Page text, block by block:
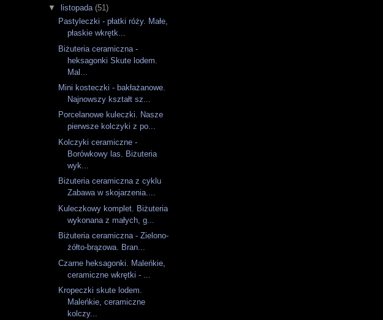
▼
listopada(51)
Pastyleczki - płatki róży. Małe,
płaskie wkrętk...
Biżuteria ceramiczna -
heksagonki Skute lodem.
Mal...
Mini kosteczki - bakłażanowe.
Najnowszy kształt sz...
Porcelanowe kuleczki. Nasze
pierwsze kolczyki z po...
Kolczyki ceramiczne -
Borówkowy las. Biżuteria
wyk...
Biżuteria ceramiczna z cyklu
Zabawa w skojarzenia....
Kuleczkowy komplet. Biżuteria
wykonana z małych, g...
Biżuteria ceramiczna - Zielono-
żółto-brązowa. Bran...
Czarne heksagonki. Maleńkie,
ceramiczne wkrętki - ...
Kropeczki skute lodem.
Maleńkie, ceramiczne
kolczy...